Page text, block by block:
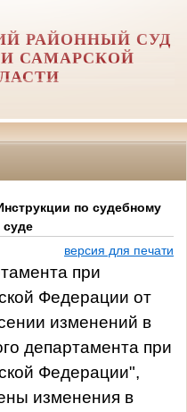
РАЙОННЫЙ СУД
САМАРСКОЙ
по судебному
версия для печати
при
Федерации от
изменений в
департамента при
Федерации",
изменения в